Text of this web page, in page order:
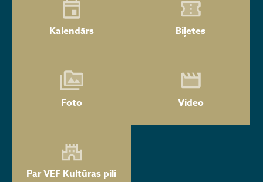
Kalendārs Biļetes
Foto Video
Par VEF Kultūras pili